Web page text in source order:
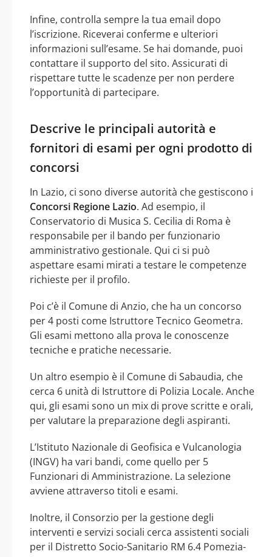
Infine, controlla sempre la tua email dopo
l’iscrizione. Riceverai conferme e ulteriori
informazioni sull’esame. Se hai domande, puoi
contattare il supporto del sito. Assicurati di
rispettare tutte le scadenze per non perdere
l’opportunità di partecipare.
Descrive le principali autorità e
fornitori di esami per ogni prodotto di
concorsi
In Lazio, ci sono diverse autorità che gestiscono i
Concorsi Regione Lazio. Ad esempio, il
Conservatorio di Musica S. Cecilia di Roma è
responsabile per il bando per funzionario
amministrativo gestionale. Qui ci si può
aspettare esami mirati a testare le competenze
richieste per il profilo.
Poi c’è il Comune di Anzio, che ha un concorso
per 4 posti come Istruttore Tecnico Geometra.
Gli esami mettono alla prova le conoscenze
tecniche e pratiche necessarie.
Un altro esempio è il Comune di Sabaudia, che
cerca 6 unità di Istruttore di Polizia Locale. Anche
qui, gli esami sono un mix di prove scritte e orali,
per valutare la preparazione degli aspiranti.
L’Istituto Nazionale di Geofisica e Vulcanologia
(INGV) ha vari bandi, come quello per 5
Funzionari di Amministrazione. La selezione
avviene attraverso titoli e esami.
Inoltre, il Consorzio per la gestione degli
interventi e servizi sociali cerca assistenti sociali
per il Distretto Socio-Sanitario RM 6.4 Pomezia-